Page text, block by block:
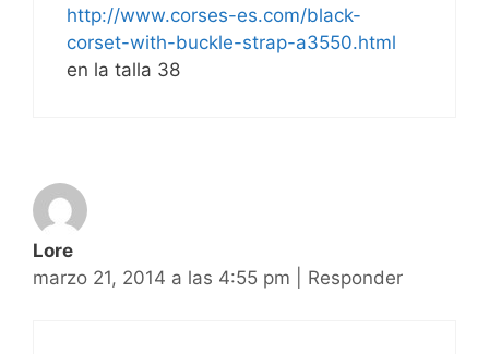
http://www.corses-es.com/black-
corset-with-buckle-strap-a3550.html
en la talla 38
Lore
marzo 21, 2014 a las 4:55 pm
Responder